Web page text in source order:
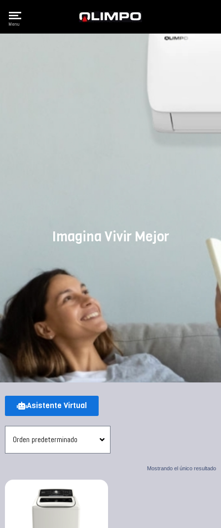
Olimpo
Menu
Imagina Vivir Mejor
Asistente Virtual
Mostrando el único resultado